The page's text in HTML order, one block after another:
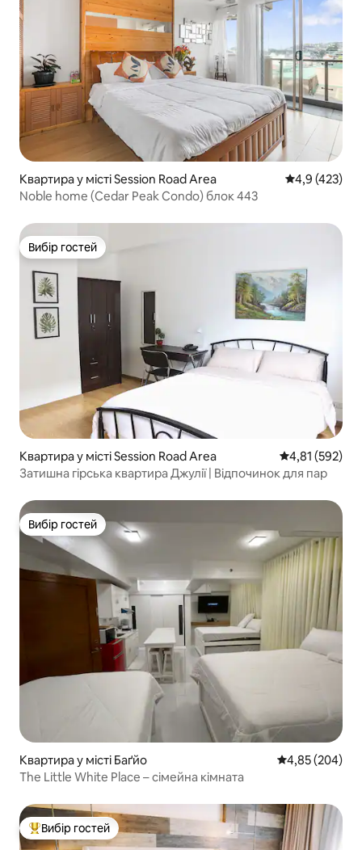
Квартира у місті Session Road Area Середня
4,9 (423)
Noble home (Cedar Peak Condo) блок 443
Вибір гостей
Вибір гостей
Квартира у місті Session Road Area Середня
4,81 (592)
Затишна гірська квартира Джулії | Відпочинок для пар
Вибір гостей
Вибір гостей
Квартира у місті Баґйо Середня
4,85 (204)
The Little White Place – сімейна кімната
Топ вибір гостей
Вибір гостей